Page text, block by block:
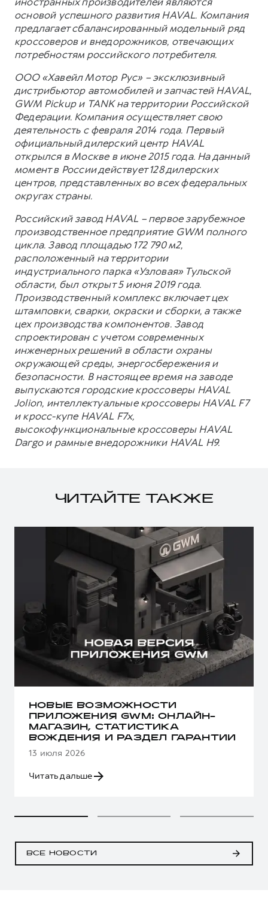
основой успешного развития HAVAL. Компания
предлагает сбалансированный модельный ряд
кроссоверов и внедорожников, отвечающих
потребностям российского потребителя.
ООО «Хавейл Мотор Рус» – эксклюзивный
дистрибьютор автомобилей и запчастей HAVAL,
GWM Pickup и TANK на территории Российской
Федерации. Компания осуществляет свою
деятельность с февраля 2014 года. Первый
официальный дилерский центр HAVAL
открылся в Москве в июне 2015 года. На данный
момент в России действует 128 дилерских
центров, представленных во всех федеральных
округах страны.
Российский завод HAVAL – первое зарубежное
производственное предприятие GWM полного
цикла. Завод площадью 172 790 м2,
расположенный на территории
индустриального парка «Узловая» Тульской
области, был открыт 5 июня 2019 года.
Производственный комплекс включает цех
штамповки, сварки, окраски и сборки, а также
цех производства компонентов. Завод
спроектирован с учетом современных
инженерных решений в области охраны
окружающей среды, энергосбережения и
безопасности. В настоящее время на заводе
выпускаются городские кроссоверы HAVAL
Jolion, интеллектуальные кроссоверы HAVAL F7
и кросс-купе HAVAL F7x,
высокофункциональные кроссоверы HAVAL
Dargo и рамные внедорожники HAVAL H9.
ЧИТАЙТЕ ТАКЖЕ
НОВЫЕ ВОЗМОЖНОСТИ
ПРИЛОЖЕНИЯ GWM: ОНЛАЙН-
МАГАЗИН, СТАТИСТИКА
ВОЖДЕНИЯ И РАЗДЕЛ ГАРАНТИИ
13 июля 2026
Читать дальше
ВСЕ НОВОСТИ